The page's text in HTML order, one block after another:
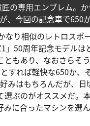
の専用エンブレム。
、今回の記念車で650
なり相似のレトロスポ
」50周年記念モデルは
ともあり、なおさらそ
すれば軽快な650か、
みはもちろんだが、日
選ぶのがオススメだ。
に合ったマシンを選ん